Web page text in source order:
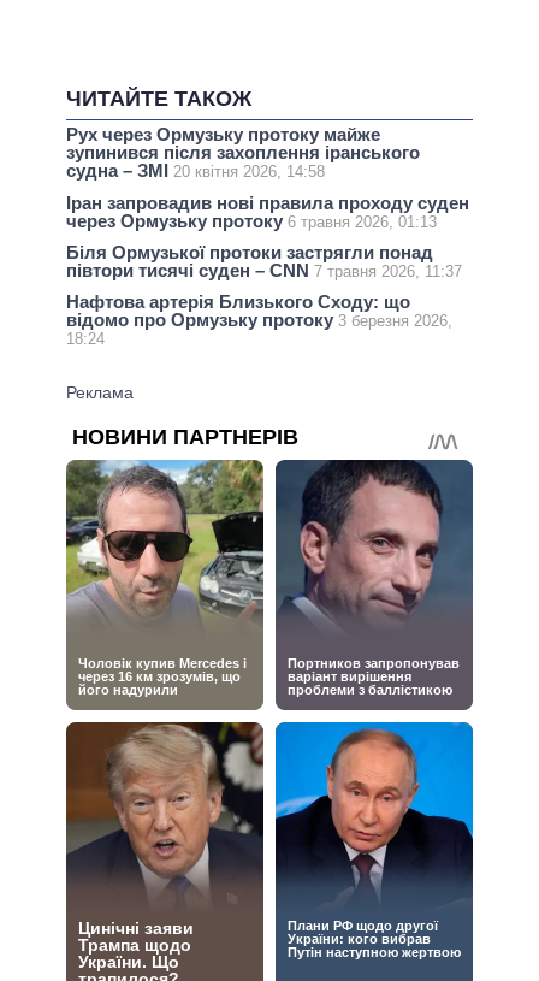
ЧИТАЙТЕ ТАКОЖ
Рух через Ормузьку протоку майже
зупинився після захоплення іранського
судна – ЗМІ 20 квітня 2026, 14:58
Іран запровадив нові правила проходу суден
через Ормузьку протоку 6 травня 2026, 01:13
Біля Ормузької протоки застрягли понад
півтори тисячі суден – CNN 7 травня 2026, 11:37
Нафтова артерія Близького Сходу: що
відомо про Ормузьку протоку 3 березня 2026,
18:24